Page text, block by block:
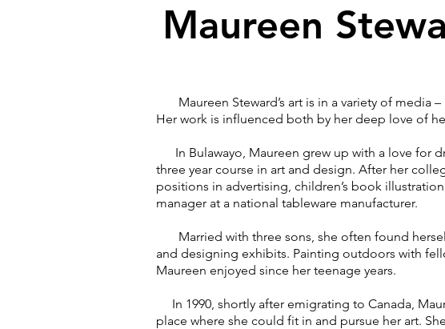
Maureen
Maureen Steward’s art is in a variety of media
Her work is influenced both by her deep love of
In Bulawayo, Maureen grew up with a love for
three year course in art and design. After her
positions in advertising, children’s book
manager at a national tableware manufacturer.
Married with three sons, she often found
and designing exhibits. Painting outdoors with
Maureen enjoyed since her teenage years.
In 1990, shortly after emigrating to Canada,
place where she could fit in and pursue her art.